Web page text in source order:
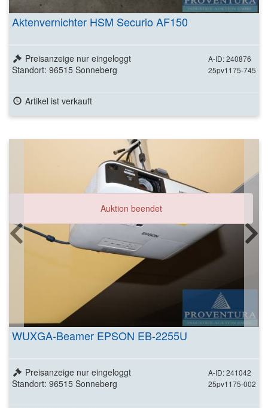
Aktenvernichter HSM Securio AF150
A-ID: 240876
25pv1175-745
Preisanzeige nur eingeloggt
Standort: 96515 Sonneberg
Artikel ist verkauft
Auktion beendet
WUXGA-Beamer EPSON EB-2255U
A-ID: 241042
25pv1175-002
Preisanzeige nur eingeloggt
Standort: 96515 Sonneberg